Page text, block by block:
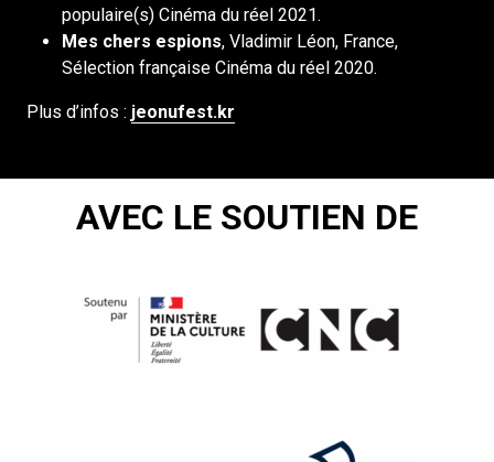
populaire(s) Cinéma du réel 2021.
Mes chers espions, Vladimir Léon, France,
Sélection française Cinéma du réel 2020.
Plus d’infos : jeonufest.kr
AVEC LE SOUTIEN DE